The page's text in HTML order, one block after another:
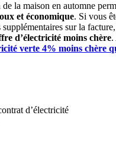
la maison en automne
et économique. Si vous
supplémentaires sur la
d’électricité moins chère.
verte 4% moins chère
d’électricité